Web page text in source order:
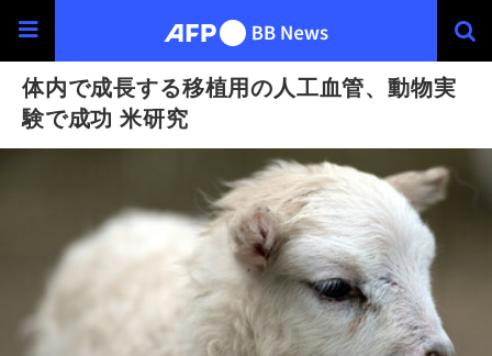
体内で成長する移植用の人工血管、動物実
験で成功 米研究